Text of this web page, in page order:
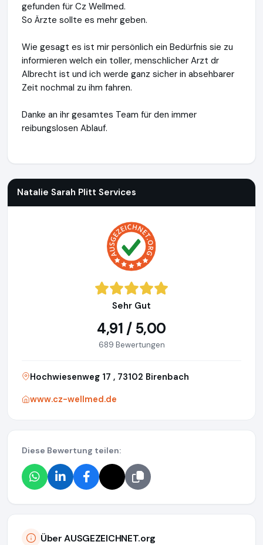
gefunden für Cz Wellmed.
So Ärzte sollte es mehr geben.
Wie gesagt es ist mir persönlich ein Bedürfnis sie zu
informieren welch ein toller, menschlicher Arzt dr
Albrecht ist und ich werde ganz sicher in absehbarer
Zeit nochmal zu ihm fahren.
Danke an ihr gesamtes Team für den immer
reibungslosen Ablauf.
Natalie Sarah Plitt Services
Sehr Gut
4,91 / 5,00
689 Bewertungen
Hochwiesenweg 17 , 73102 Birenbach
www.cz-wellmed.de
Diese Bewertung teilen:
Über AUSGEZEICHNET.org